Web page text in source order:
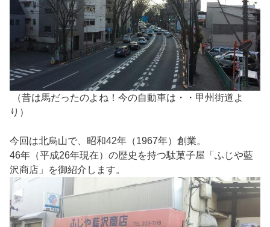
（昔は馬だったのよね！今の自動車は・・甲州街道よ
り）
今回は北烏山で、昭和42年（1967年）創業。
46年（平成26年現在）の歴史を持つ駄菓子屋「ふじや藍
沢商店」を御紹介します。